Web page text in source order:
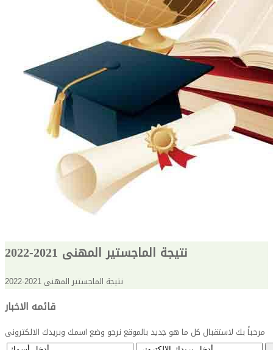
نتيجة الماجستير المهنى 2021-2022
نتيجة الماجستير المهنى 2021-2022
قائمه الاخبار
مرحباً بك لاستقبال كل ما هو جديد بالموقع نرجو وضع اسمك وبريدك الالكترونى